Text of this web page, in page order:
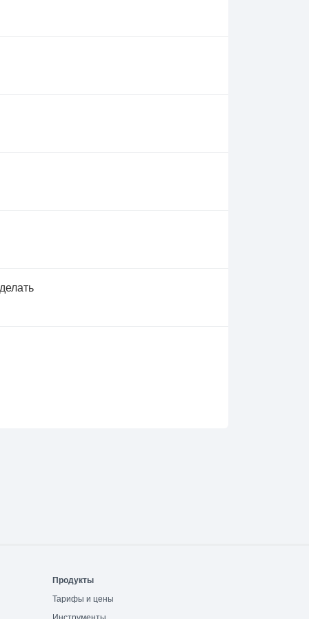
Продукты
Тарифы и цены